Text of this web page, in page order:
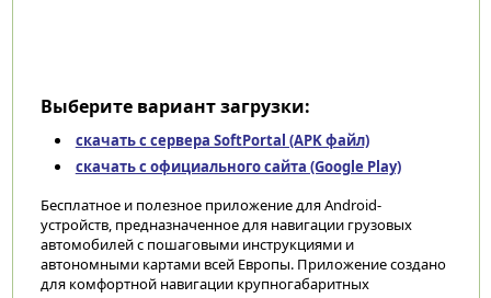
Выберите вариант загрузки:
скачать с сервера SoftPortal (APK файл)
скачать с официального сайта (Google Play)
Бесплатное и полезное приложение для Android-
устройств, предназначенное для навигации грузовых
автомобилей с пошаговыми инструкциями и
автономными картами всей Европы. Приложение создано
для комфортной навигации крупногабаритных